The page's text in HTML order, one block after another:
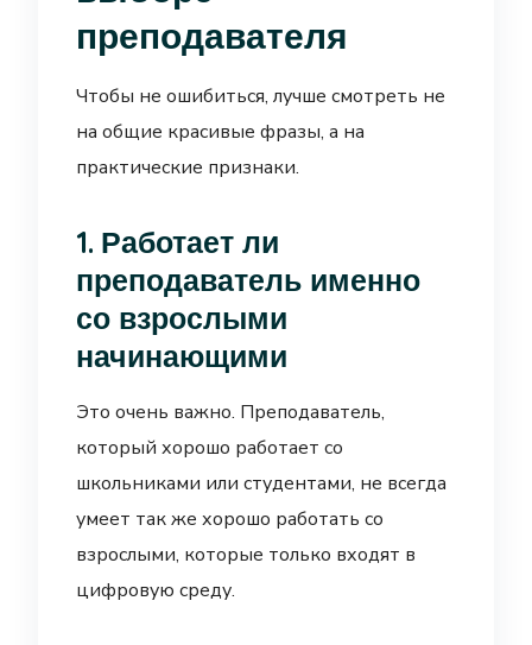
преподавателя
Чтобы не ошибиться, лучше смотреть не
на общие красивые фразы, а на
практические признаки.
1. Работает ли
преподаватель именно
со взрослыми
начинающими
Это очень важно. Преподаватель,
который хорошо работает со
школьниками или студентами, не всегда
умеет так же хорошо работать со
взрослыми, которые только входят в
цифровую среду.